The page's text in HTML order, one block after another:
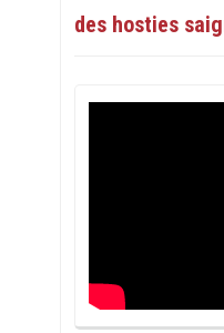
des hosties